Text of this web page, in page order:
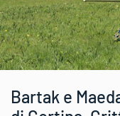
Bartak e